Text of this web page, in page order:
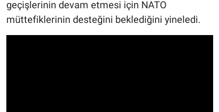
geçişlerinin devam etmesi için NATO
müttefiklerinin desteğini beklediğini yineledi.